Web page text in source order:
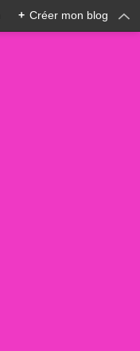
+ Créer mon blog